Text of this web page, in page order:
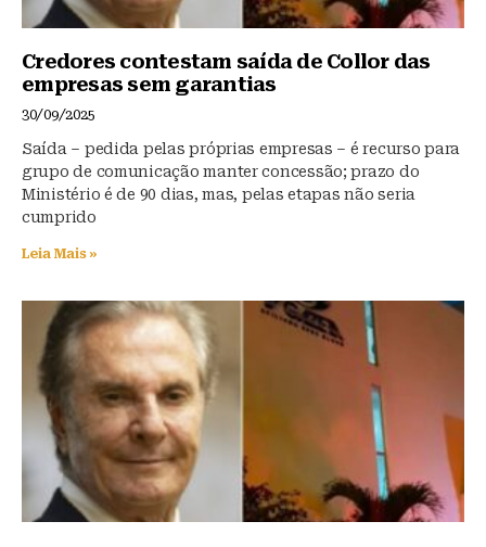
Credores contestam saída de Collor das
empresas sem garantias
30/09/2025
Saída – pedida pelas próprias empresas – é recurso para
grupo de comunicação manter concessão; prazo do
Ministério é de 90 dias, mas, pelas etapas não seria
cumprido
Leia Mais »